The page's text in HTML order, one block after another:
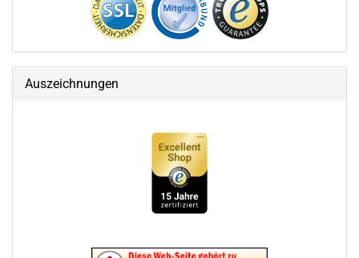
Auszeichnungen